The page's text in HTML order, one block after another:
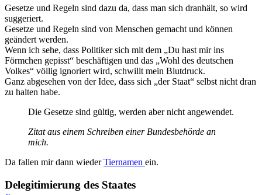
Gesetze und Regeln sind dazu da, dass man sich dranhält, so wird
suggeriert.
Gesetze und Regeln sind von Menschen gemacht und können
geändert werden.
Wenn ich sehe, dass Politiker sich mit dem „Du hast mir ins
Förmchen gepisst“ beschäftigen und das „Wohl des deutschen
Volkes“ völlig ignoriert wird, schwillt mein Blutdruck.
Ganz abgesehen von der Idee, dass sich „der Staat“ selbst nicht dran
zu halten habe.
Die Gesetze sind gültig, werden aber nicht angewendet.
Zitat aus einem Schreiben einer Bundesbehörde an
mich.
Da fallen mir dann wiederTiernamen ein.
Delegitimierung des Staates